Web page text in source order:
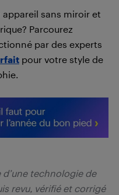
sans miroir et
Parcourez
par des experts
pour votre style de
d’une technologie de
revu, vérifié et corrigé